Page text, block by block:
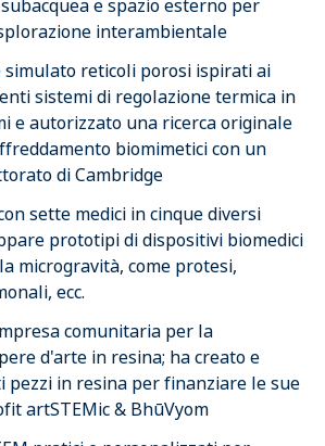
e spazio esterno per
interambientale
simulato reticoli porosi ispirati ai
sistemi di regolazione termica in
e autorizzato una ricerca originale
biomimetici con un
di Cambridge
sette medici in cinque diversi
prototipi di dispositivi biomedici
microgravità, come protesi,
ecc.
comunitaria per la
d'arte in resina; ha creato e
pezzi in resina per finanziare le sue
artSTEMic & BhūVyom